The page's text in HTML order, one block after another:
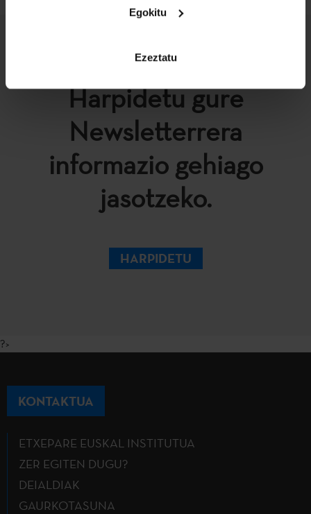
Egokitu
Ezeztatu
Harpidetu gure
Newsletterrera
informazio gehiago
jasotzeko.
HARPIDETU
?>
KONTAKTUA
ETXEPARE EUSKAL INSTITUTUA
ZER EGITEN DUGU?
DEIALDIAK
GAURKOTASUNA